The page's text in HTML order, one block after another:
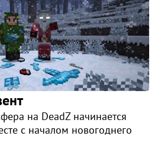
на DeadZ начинается
с началом новогоднего